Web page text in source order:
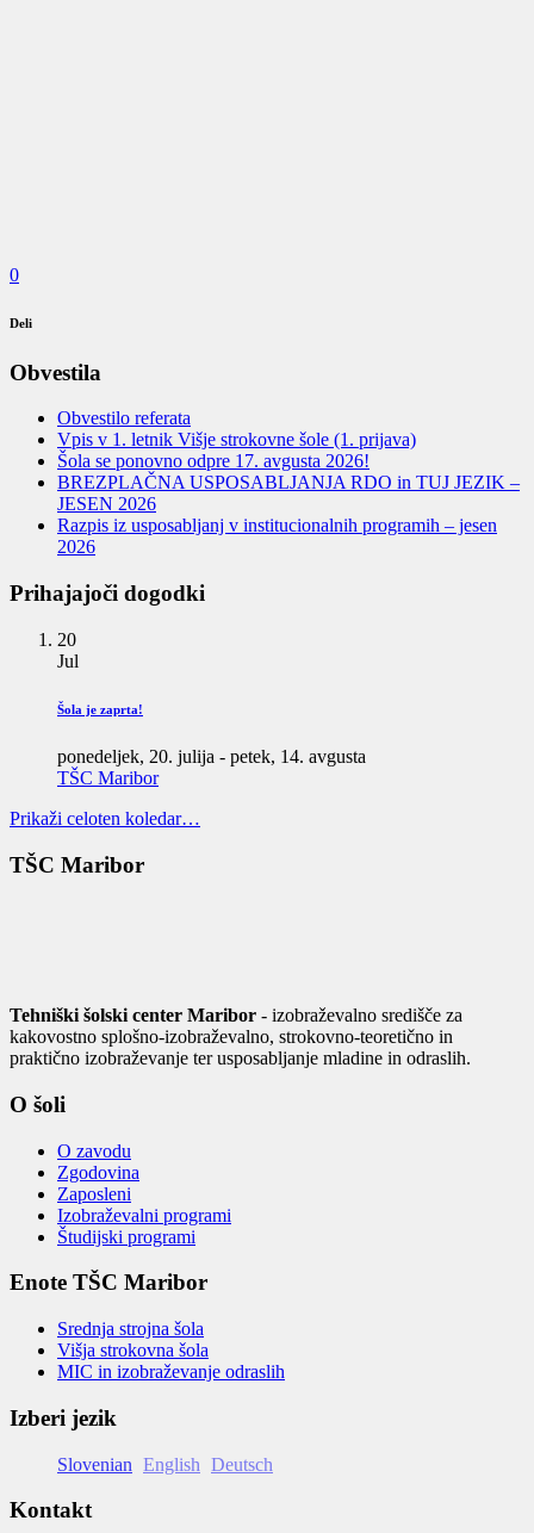
0
Deli
Obvestila
Obvestilo referata
Vpis v 1. letnik Višje strokovne šole (1. prijava)
Šola se ponovno odpre 17. avgusta 2026!
BREZPLAČNA USPOSABLJANJA RDO in TUJ JEZIK –
JESEN 2026
Razpis iz usposabljanj v institucionalnih programih – jesen
2026
Prihajajoči dogodki
20
Jul
Šola je zaprta!
ponedeljek, 20. julija - petek, 14. avgusta
TŠC Maribor
Prikaži celoten koledar…
TŠC Maribor
Tehniški šolski center Maribor - izobraževalno središče za
kakovostno splošno-izobraževalno, strokovno-teoretično in
praktično izobraževanje ter usposabljanje mladine in odraslih.
O šoli
O zavodu
Zgodovina
Zaposleni
Izobraževalni programi
Študijski programi
Enote TŠC Maribor
Srednja strojna šola
Višja strokovna šola
MIC in izobraževanje odraslih
Izberi jezik
Slovenian English Deutsch
Kontakt